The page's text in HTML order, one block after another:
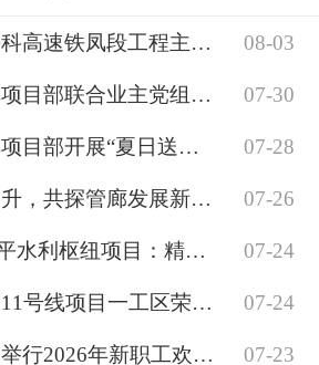
决战收官！铁科高速铁凤段工程主线沥青混凝土摊铺完成 08-03
安徽汤村水库项目部联合业主党组织参观廉政教育纪念馆 07-30
安徽汤村水库项目部开展“夏日送清凉”活动 07-28
互学互鉴促提升，共探管廊发展新路径 07-26
精益管理 | 乐平水利枢纽项目：精益筑基，匠心铸坝 07-24
武汉轨道交通11号线项目一工区荣获中国能建“安全文明施工样板工区”称号 07-24
能源基础公司举行2026年新职工欢迎会暨“师带徒”协议签订仪式 07-23